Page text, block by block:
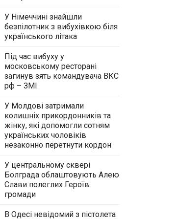
У Німеччині знайшли
безпілотник з вибухівкою біля
українського літака
Під час вибуху у
московському ресторані
загинув зять командувача ВКС
рф – ЗМІ
У Молдові затримали
колишніх прикордонників та
жінку, які допомогли сотням
українських чоловіків
незаконно перетнути кордон
У центральному сквері
Болграда облаштовують Алею
Слави полеглих Героїв
громади
В Одесі невідомий з пістолета